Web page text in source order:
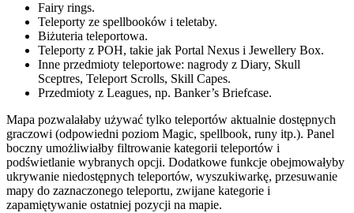
Fairy rings.
Teleporty ze spellbooków i teletaby.
Biżuteria teleportowa.
Teleporty z POH, takie jak Portal Nexus i Jewellery Box.
Inne przedmioty teleportowe: nagrody z Diary, Skull
Sceptres, Teleport Scrolls, Skill Capes.
Przedmioty z Leagues, np. Banker’s Briefcase.
Mapa pozwalałaby używać tylko teleportów aktualnie dostępnych
graczowi (odpowiedni poziom Magic, spellbook, runy itp.). Panel
boczny umożliwiałby filtrowanie kategorii teleportów i
podświetlanie wybranych opcji. Dodatkowe funkcje obejmowałyby
ukrywanie niedostępnych teleportów, wyszukiwarkę, przesuwanie
mapy do zaznaczonego teleportu, zwijane kategorie i
zapamiętywanie ostatniej pozycji na mapie.